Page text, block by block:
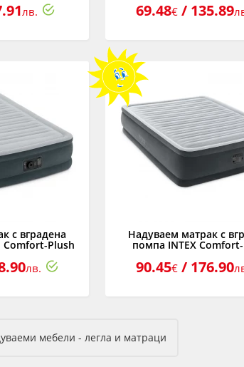
лв. 69.48€/ 135.89
с вградена
Comfort-Plush
лв.
Надуваем матрак с
помпа INTEX
90.45€/ 176.90
мебели - легла и матраци